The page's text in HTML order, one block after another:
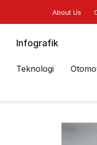
About Us
Infografik
Teknologi